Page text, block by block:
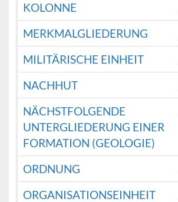
KOLONNE
MERKMALGLIEDERUNG
MILITÄRISCHE EINHEIT
NACHHUT
NÄCHSTFOLGENDE
UNTERGLIEDERUNG EINER
FORMATION (GEOLOGIE)
ORDNUNG
ORGANISATIONSEINHEIT